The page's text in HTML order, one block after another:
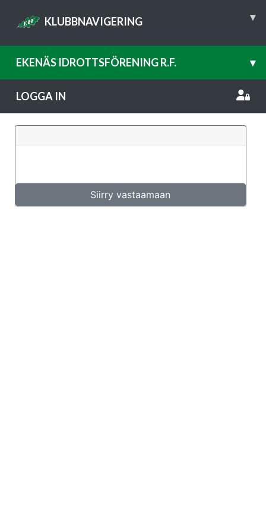
KLUBBNAVIGERING ▾
EKENÄS IDROTTSFÖRENING R.F. ▾
LOGGA IN